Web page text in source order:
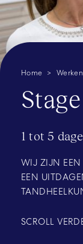
Home
1 tot 5
WIJ ZIJN EEN
EEN
SCROLL